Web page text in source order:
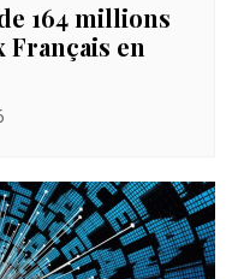
164 millions
Français en